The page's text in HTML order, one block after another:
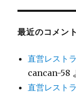
最近のコメント
直営レスト
cancan-58
直営レスト